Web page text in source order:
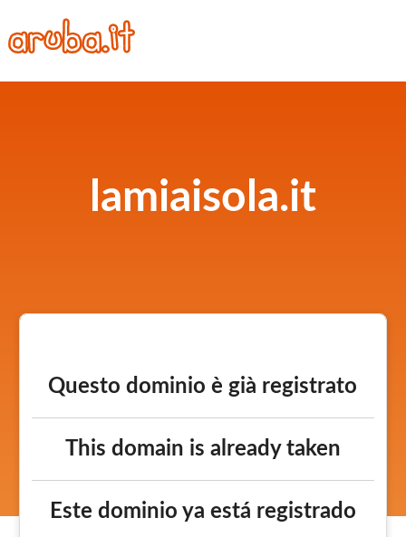
lamiaisola.it
Questo dominio è già registrato
This domain is already taken
Este dominio ya está registrado